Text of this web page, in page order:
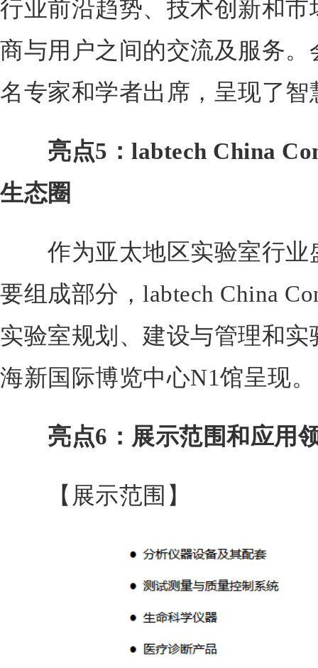
行业前沿趋势、技术创新和
商与用户之间的交流及服务
名专家和学者出席，呈现了
亮点5：labtech China
生态圈
作为亚太地区实验室行业
要组成部分，labtech China
实验室规划、建设与管理和
海新国际博览中心N1馆呈现。
亮点6：展示范围和应用
【展示范围】